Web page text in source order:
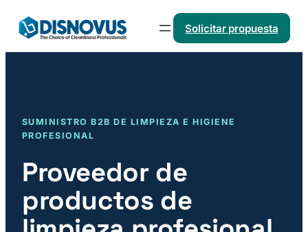
Saltar
contenido
Solicitar propuesta
SUMINISTRO B2B DE LIMPIEZA E HIGIENE
PROFESIONAL
Proveedor de
productos de